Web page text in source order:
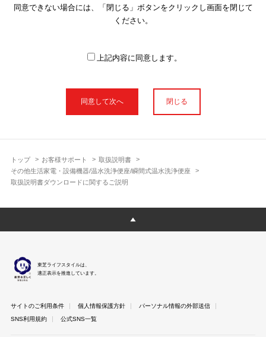
トップ お客様サポート
取扱説明書
その他生活家電・設備機器/温水洗浄便座/瞬間式温水洗浄便座
取扱説明書ダウンロードに関するご説明
後のマイナーチェンジ等で変更になる場合がございます。本サイ
トに公開されている取扱説明書の内容とお手持ちの製品の仕様に
使用上のご注意や安全上のご注意、また測定基準や数値等は取扱
説明書が作成された時点での基準に応じた内容となっております
明書以外の印刷物が同梱されている場合がありますが、本サイト
ではそれらを全て公開しておりませんのであらかじめご了承くだ
さい。
ございますのであらかじめご了承ください。
のであらかじめご了承ください。
同意できない場合には、「閉じる」ボタンをクリックし画面を閉じて
ください。
上記内容に同意します。
閉じる
東芝ライフスタイルは、
適正表示を推進しています。
サイトのご利用条件 個人情報保護方針
パーソナル情報の外部送信
SNS利用規約
公式SNS一覧